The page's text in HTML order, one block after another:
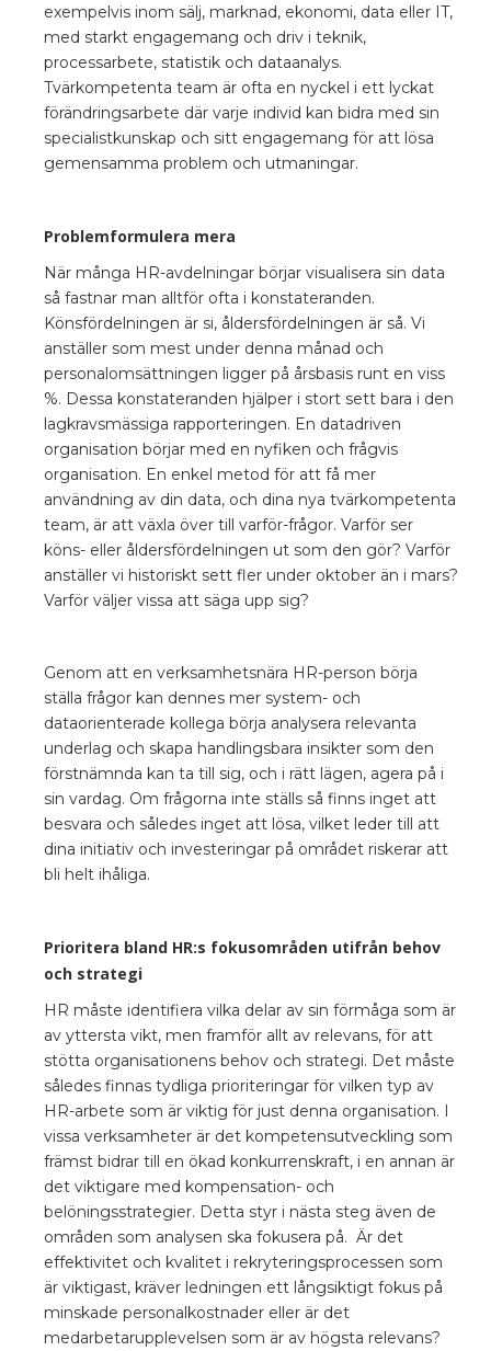
exempelvis inom sälj, marknad, ekonomi, data eller IT,
med starkt engagemang och driv i teknik,
processarbete, statistik och dataanalys.
Tvärkompetenta team är ofta en nyckel i ett lyckat
förändringsarbete där varje individ kan bidra med sin
specialistkunskap och sitt engagemang för att lösa
gemensamma problem och utmaningar.
Problemformulera mera
När många HR-avdelningar börjar visualisera sin data
så fastnar man alltför ofta i konstateranden.
Könsfördelningen är si, åldersfördelningen är så. Vi
anställer som mest under denna månad och
personalomsättningen ligger på årsbasis runt en viss
%. Dessa konstateranden hjälper i stort sett bara i den
lagkravsmässiga rapporteringen. En datadriven
organisation börjar med en nyfiken och frågvis
organisation. En enkel metod för att få mer
användning av din data, och dina nya tvärkompetenta
team, är att växla över till varför-frågor. Varför ser
köns- eller åldersfördelningen ut som den gör? Varför
anställer vi historiskt sett fler under oktober än i mars?
Varför väljer vissa att säga upp sig?
Genom att en verksamhetsnära HR-person börja
ställa frågor kan dennes mer system- och
dataorienterade kollega börja analysera relevanta
underlag och skapa handlingsbara insikter som den
förstnämnda kan ta till sig, och i rätt lägen, agera på i
sin vardag. Om frågorna inte ställs så finns inget att
besvara och således inget att lösa, vilket leder till att
dina initiativ och investeringar på området riskerar att
bli helt ihåliga.
Prioritera bland HR:s fokusområden utifrån behov
och strategi
HR måste identifiera vilka delar av sin förmåga som är
av yttersta vikt, men framför allt av relevans, för att
stötta organisationens behov och strategi. Det måste
således finnas tydliga prioriteringar för vilken typ av
HR-arbete som är viktig för just denna organisation. I
vissa verksamheter är det kompetensutveckling som
främst bidrar till en ökad konkurrenskraft, i en annan är
det viktigare med kompensation- och
belöningsstrategier. Detta styr i nästa steg även de
områden som analysen ska fokusera på. Är det
effektivitet och kvalitet i rekryteringsprocessen som
är viktigast, kräver ledningen ett långsiktigt fokus på
minskade personalkostnader eller är det
medarbetarupplevelsen som är av högsta relevans?